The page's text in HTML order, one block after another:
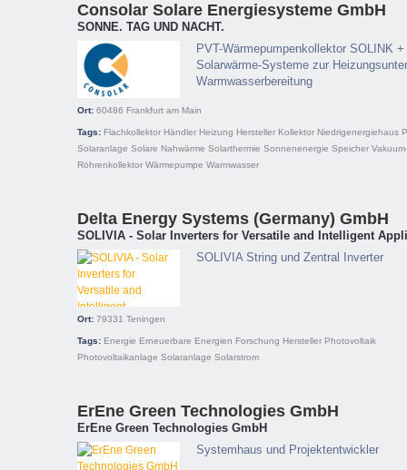
Consolar Solare Energiesysteme GmbH
SONNE. TAG UND NACHT.
PVT-Wärmepumpenkollektor SOLINK
Solarwärme-Systeme zur
Warmwasserbereitung
Ort: 60486 Frankfurt am Main
Tags: Flachkollektor Händler Heizung Hersteller Kollektor Niedrigenergiehaus
Solaranlage Solare Nahwärme Solarthermie Sonnenenergie Speicher Vakuum-
Röhrenkollektor Wärmepumpe Warmwasser
Delta Energy Systems (Germany) GmbH
SOLIVIA - Solar Inverters for Versatile and Intelligent
SOLIVIA String und Zentral Inverter
Ort: 79331 Teningen
Tags: Energie Erneuerbare Energien Forschung Hersteller Photovoltaik
Photovoltaikanlage Solaranlage Solarstrom
ErEne Green Technologies GmbH
ErEne Green Technologies GmbH
Systemhaus und Projektentwickler